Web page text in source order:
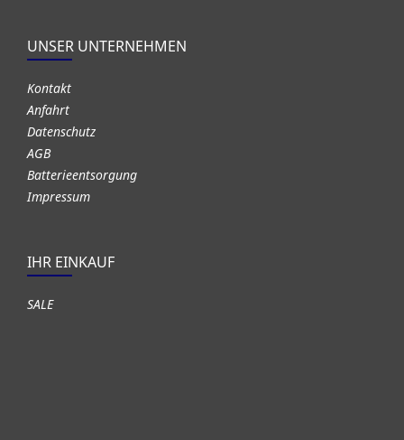
UNSER UNTERNEHMEN
Kontakt
Anfahrt
Datenschutz
AGB
Batterieentsorgung
Impressum
IHR EINKAUF
SALE